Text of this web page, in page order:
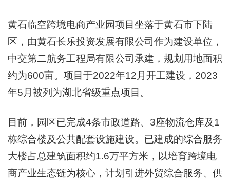
黄石临空跨境电商产业园项目坐落于黄石市下陆
区，由黄石长乐投资发展有限公司作为建设单位，
中交第二航务工程局有限公司承建，规划用地面积
约为600亩。项目于2022年12月开工建设，2023
年5月被列为湖北省级重点项目。
目前，园区已完成4条市政道路、3座物流仓库及1
栋综合楼及公共配套设施建设。已建成的综合服务
大楼占总建筑面积约1.6万平方米，以培育跨境电
商产业生态链为核心，计划引进外贸综合服务、供